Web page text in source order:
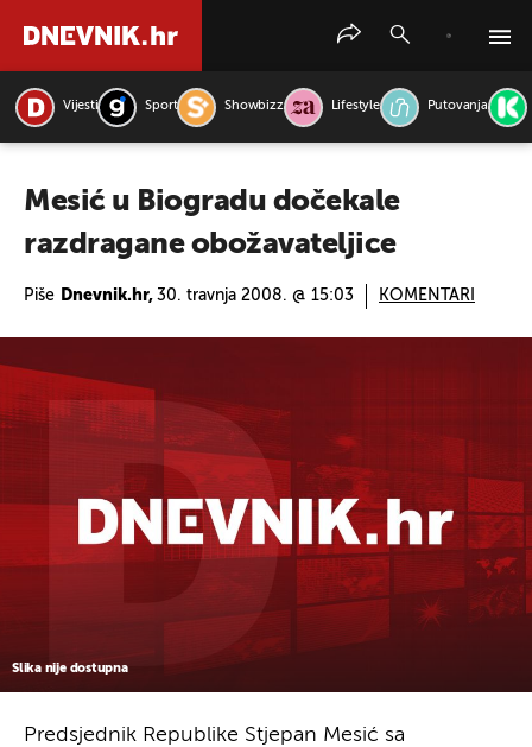
Vijesti Sport Showbizz Lifestyle Putovanja
Mesić u Biogradu dočekale
razdragane obožavateljice
Piše Dnevnik.hr, 30. travnja 2008. @ 15:03 KOMENTARI
Slika nije dostupna
Predsjednik Republike Stjepan Mesić sa
PRETRAŽITE VIJESTI